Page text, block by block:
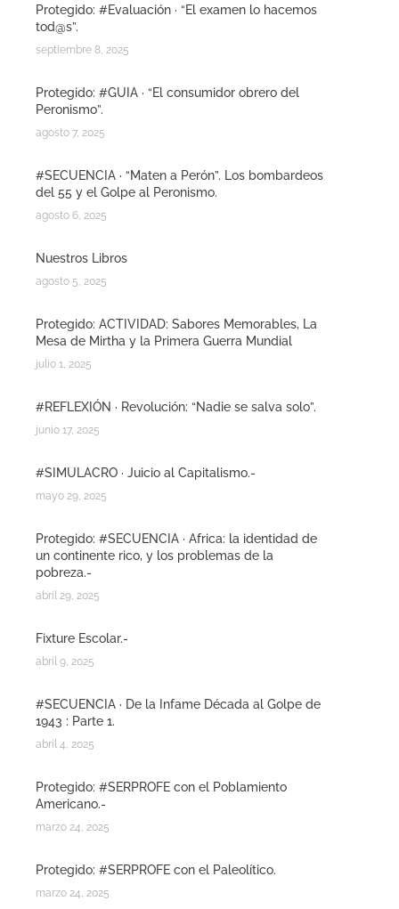
Protegido: #Evaluación · “El examen lo hacemos
tod@s”.
septiembre 8, 2025
Protegido: #GUIA · “El consumidor obrero del
Peronismo”.
agosto 7, 2025
#SECUENCIA · “Maten a Perón”. Los bombardeos
del 55 y el Golpe al Peronismo.
agosto 6, 2025
Nuestros Libros
agosto 5, 2025
Protegido: ACTIVIDAD: Sabores Memorables, La
Mesa de Mirtha y la Primera Guerra Mundial
julio 1, 2025
#REFLEXIÓN · Revolución: “Nadie se salva solo”.
junio 17, 2025
#SIMULACRO · Juicio al Capitalismo.-
mayo 29, 2025
Protegido: #SECUENCIA · Africa: la identidad de
un continente rico, y los problemas de la
pobreza.-
abril 29, 2025
Fixture Escolar.-
abril 9, 2025
#SECUENCIA · De la Infame Década al Golpe de
1943 : Parte 1.
abril 4, 2025
Protegido: #SERPROFE con el Poblamiento
Americano.-
marzo 24, 2025
Protegido: #SERPROFE con el Paleolítico.
marzo 24, 2025